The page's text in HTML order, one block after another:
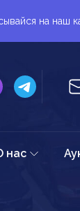
на наш
нас